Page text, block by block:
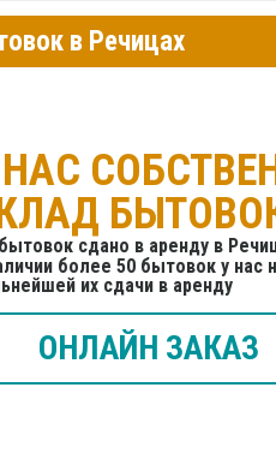
в Речицах
сдано в аренду в
более 50 бытовок у нас
их сдачи в аренду
ОНЛАЙН ЗАКАЗ